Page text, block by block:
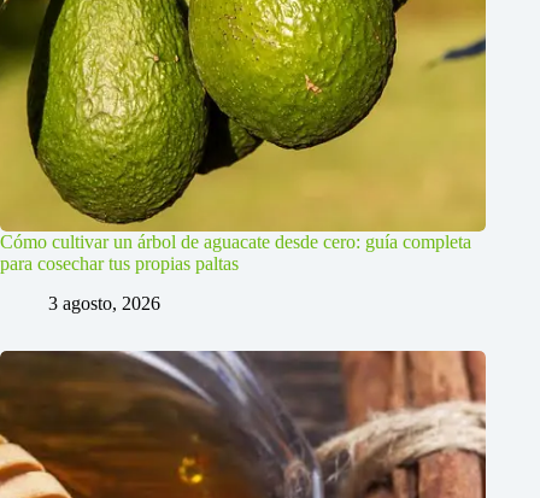
Cómo cultivar un árbol de aguacate desde cero: guía completa
para cosechar tus propias paltas
3 agosto, 2026